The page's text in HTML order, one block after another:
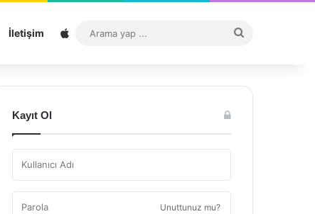
İletişim Sitemap
...
Kayıt Ol
Unuttunuz mu?